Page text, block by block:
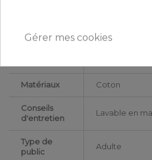
DESCRIPTIF
Certification Oeko-Tex®
Matériaux Coton
Conseils
d'entretien
Lavable en
Type de
public
Adulte
Gérer mes cookies